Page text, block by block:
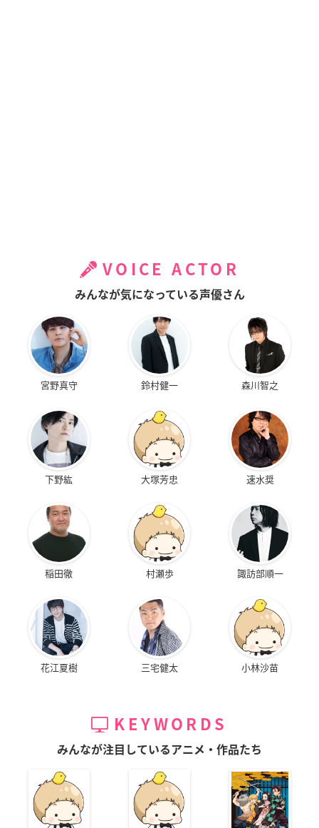
VOICE ACTOR
みんなが気になっている声優さん
宮野真守 鈴村健一 森川智之
下野紘 大塚芳忠 速水奨
稲田徹 村瀬歩 諏訪部順一
花江夏樹 三宅健太 小林沙苗
KEYWORDS
みんなが注目しているアニメ・作品たち